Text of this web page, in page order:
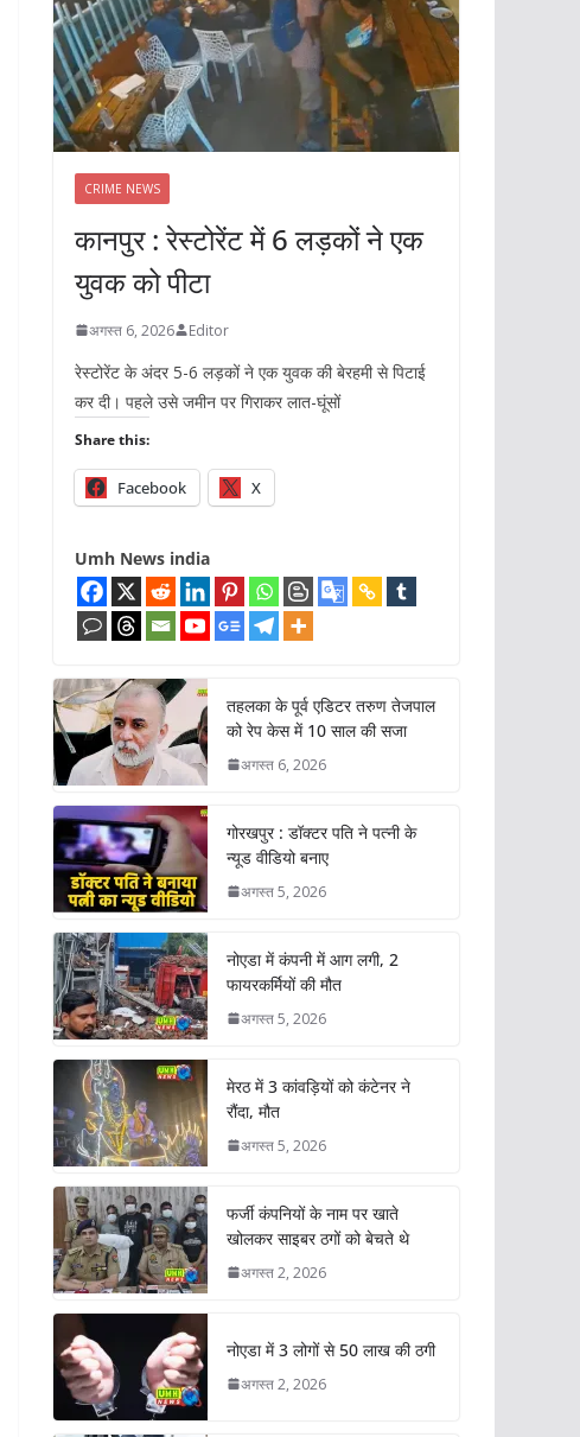
CRIME NEWS
कानपुर : रेस्टोरेंट में 6 लड़कों ने एक
युवक को पीटा
अगस्त 6, 2026 Editor
रेस्टोरेंट के अंदर 5-6 लड़कों ने एक युवक की बेरहमी से पिटाई
कर दी। पहले उसे जमीन पर गिराकर लात-घूंसों
Share this:
Facebook X
Umh News india
तहलका के पूर्व एडिटर तरुण तेजपाल
को रेप केस में 10 साल की सजा
अगस्त 6, 2026
गोरखपुर : डॉक्टर पति ने पत्नी के
न्यूड वीडियो बनाए
अगस्त 5, 2026
नोएडा में कंपनी में आग लगी, 2
फायरकर्मियों की मौत
अगस्त 5, 2026
मेरठ में 3 कांवड़ियों को कंटेनर ने
रौंदा, मौत
अगस्त 5, 2026
फर्जी कंपनियों के नाम पर खाते
खोलकर साइबर ठगों को बेचते थे
अगस्त 2, 2026
नोएडा में 3 लोगों से 50 लाख की ठगी
अगस्त 2, 2026